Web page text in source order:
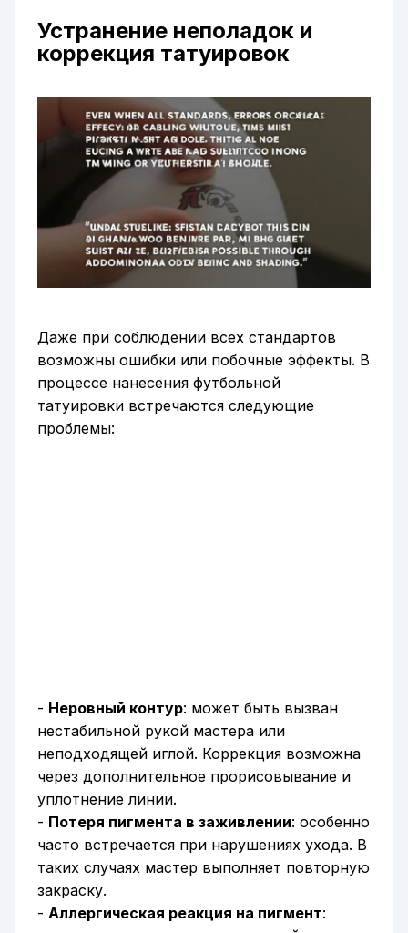
Устранение неполадок и
коррекция татуировок
Даже при соблюдении всех стандартов
возможны ошибки или побочные эффекты. В
процессе нанесения футбольной
татуировки встречаются следующие
проблемы:
- Неровный контур: может быть вызван
нестабильной рукой мастера или
неподходящей иглой. Коррекция возможна
через дополнительное прорисовывание и
уплотнение линии.
- Потеря пигмента в заживлении: особенно
часто встречается при нарушениях ухода. В
таких случаях мастер выполняет повторную
закраску.
- Аллергическая реакция на пигмент: